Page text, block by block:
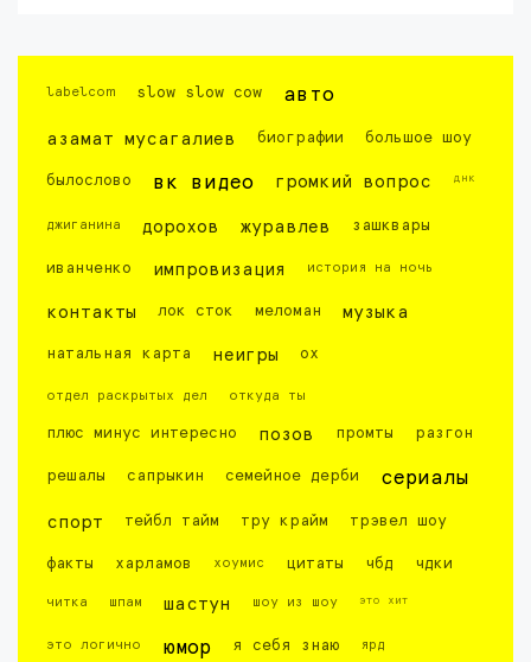
labelcom slow slow cow авто
азамат мусагалиев биографии большое шоу
былослово вк видео громкий вопрос днк
джиганина дорохов журавлев зашквары
иванченко импровизация история на ночь
контакты лок сток меломан музыка
натальная карта неигры ох
отдел раскрытых дел откуда ты
плюс минус интересно позов промты разгон
решалы сапрыкин семейное дерби сериалы
спорт тейбл тайм тру крайм трэвел шоу
факты харламов хоумис цитаты чбд чдки
читка шпам шастун шоу из шоу это хит
это логично юмор я себя знаю ярд